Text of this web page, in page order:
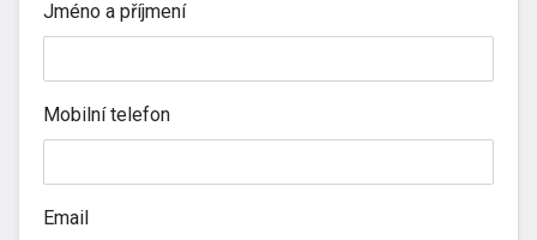
Jméno a příjmení
Mobilní telefon
Email